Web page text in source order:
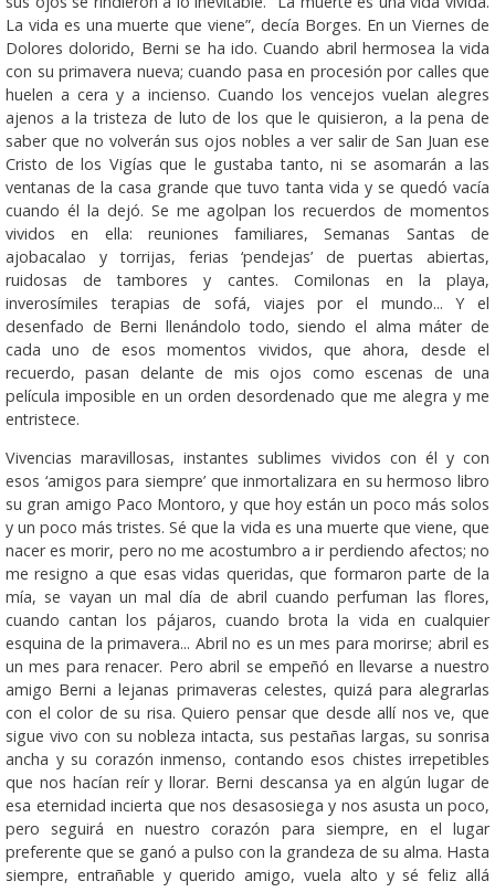
La vida es una muerte que viene”, decía Borges. En un Viernes de
Dolores dolorido, Berni se ha ido. Cuando abril hermosea la vida
con su primavera nueva; cuando pasa en procesión por calles que
huelen a cera y a incienso. Cuando los vencejos vuelan alegres
ajenos a la tristeza de luto de los que le quisieron, a la pena de
saber que no volverán sus ojos nobles a ver salir de San Juan ese
Cristo de los Vigías que le gustaba tanto, ni se asomarán a las
ventanas de la casa grande que tuvo tanta vida y se quedó vacía
cuando él la dejó. Se me agolpan los recuerdos de momentos
vividos en ella: reuniones familiares, Semanas Santas de
ajobacalao y torrijas, fe­rias ‘pendejas’ de puertas abiertas,
ruidosas de tam­bo­res y cantes. Comilonas en la playa,
inverosímiles terapias de sofá, viajes por el mundo... Y el
desenfado de Berni llenándolo todo, sien­do el alma máter de
cada uno de esos momentos vividos, que ahora, desde el
recuerdo, pasan delante de mis ojos como escenas de una
película imposible en un orden desordenado que me alegra y me
entristece.
Vivencias maravillosas, instantes sublimes vividos con él y con
esos ‘amigos para siempre’ que inmortalizara en su hermoso libro
su gran amigo Paco Montoro, y que hoy están un poco más solos
y un poco más tristes. Sé que la vida es una muerte que viene, que
nacer es morir, pero no me acostumbro a ir perdiendo afectos; no
me resigno a que esas vidas queridas, que formaron parte de la
mía, se vayan un mal día de abril cuando perfuman las flores,
cuando cantan los pájaros, cuando brota la vida en cualquier
esquina de la primavera... Abril no es un mes para morirse; abril es
un mes para renacer. Pero abril se empeñó en llevarse a nuestro
amigo Berni a lejanas primaveras celestes, quizá para alegrarlas
con el color de su risa. Quiero pensar que desde allí nos ve, que
sigue vivo con su nobleza intacta, sus pestañas largas, su sonrisa
ancha y su corazón inmenso, contando esos chistes irrepetibles
que nos hacían reír y llorar. Berni descansa ya en algún lugar de
esa eternidad incierta que nos desasosiega y nos asusta un poco,
pero seguirá en nuestro corazón para siempre, en el lugar
preferente que se ganó a pulso con la grandeza de su alma. Hasta
siempre, entrañable y querido amigo, vuela alto y sé feliz allá